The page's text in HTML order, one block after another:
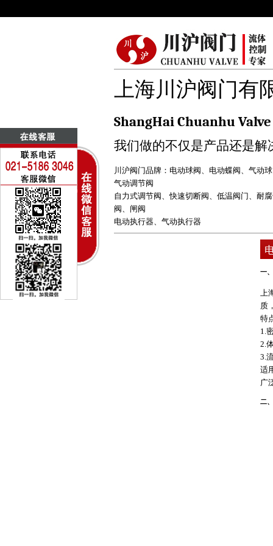
上海川沪阀门有
ShangHai Chuanhu Valve
我们做的不仅是产品还是解
川沪阀门品牌： 电动球阀、 电动蝶阀、 气动
气动调节阀
自力式调节阀、快速切断阀、 低温阀门、 耐
阀、 闸阀
电动执行器、 气动执行器
一
上
质
特
1.
2.
3.
适
广
二